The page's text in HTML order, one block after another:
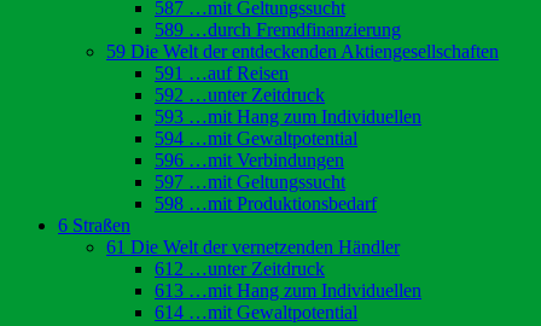
587 …mit Geltungssucht
589 …durch Fremdfinanzierung
59 Die Welt der entdeckenden Aktiengesellschaften
591 …auf Reisen
592 …unter Zeitdruck
593 …mit Hang zum Individuellen
594 …mit Gewaltpotential
596 …mit Verbindungen
597 …mit Geltungssucht
598 …mit Produktionsbedarf
6 Straßen
61 Die Welt der vernetzenden Händler
612 …unter Zeitdruck
613 …mit Hang zum Individuellen
614 …mit Gewaltpotential